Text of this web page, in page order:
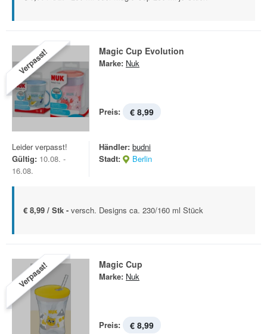
Verpasst! Magic Cup Evolution
Marke: Nuk
Preis: € 8,99
Leider verpasst!
Gültig: 10.08. -
16.08.
Händler: budni
Stadt:
Berlin
€ 8,99 / Stk - versch. Designs ca. 230/160 ml Stück
Verpasst! Magic Cup
Marke: Nuk
Preis: € 8,99